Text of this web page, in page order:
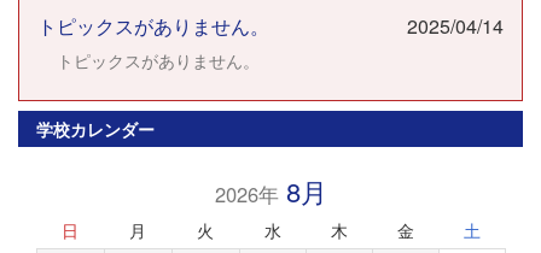
トピックスがありません。 2025/04/14
トピックスがありません。
学校カレンダー
2026年8月
日 月 火 水 木 金 土